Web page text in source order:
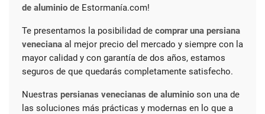
de aluminiode Estormanía.com!
Te presentamos la posibilidad de comprar una persiana
venecianaal mejor precio del mercado y siempre con la
mayor calidad y con garantía de dos años, estamos
seguros de que quedarás completamente satisfecho.
Nuestras persianas venecianas de aluminio son una de
las soluciones más prácticas y modernas en lo que a